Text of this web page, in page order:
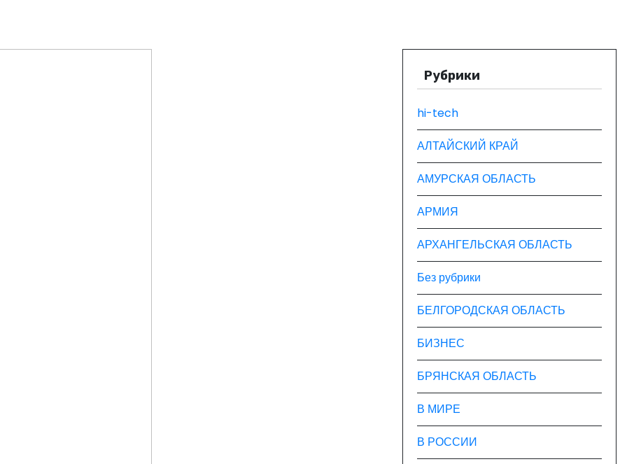
Рубрики
hi-tech
АЛТАЙСКИЙ КРАЙ
АМУРСКАЯ ОБЛАСТЬ
АРМИЯ
АРХАНГЕЛЬСКАЯ ОБЛАСТЬ
Без рубрики
БЕЛГОРОДСКАЯ ОБЛАСТЬ
БИЗНЕС
БРЯНСКАЯ ОБЛАСТЬ
В МИРЕ
В РОССИИ